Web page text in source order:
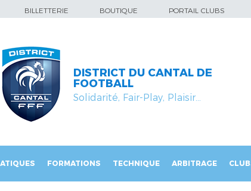
BILLETTERIE BOUTIQUE PORTAIL CLUBS
DISTRICT DU CANTAL DE
FOOTBALL
Solidarité, Fair-Play, Plaisir…
FORMATIONS TECHNIQUE ARBITRAGE